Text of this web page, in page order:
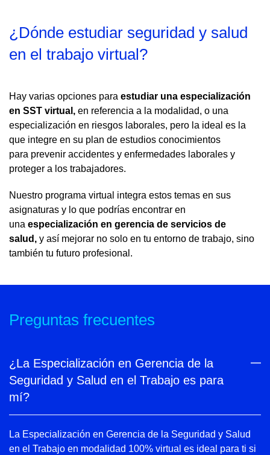
¿Dónde estudiar seguridad y salud
en el trabajo virtual?
Hay varias opciones para estudiar una especialización
en SST virtual, en referencia a la modalidad, o una
especialización en riesgos laborales, pero la ideal es la
que integre en su plan de estudios conocimientos
para prevenir accidentes y enfermedades laborales y
proteger a los trabajadores.
Nuestro programa virtual integra estos temas en sus
asignaturas y lo que podrías encontrar en
una especialización en gerencia de servicios de
salud, y así mejorar no solo en tu entorno de trabajo, sino
también tu futuro profesional.
Preguntas frecuentes
¿La Especialización en Gerencia de la
Seguridad y Salud en el Trabajo es para
mí?
La Especialización en Gerencia de la Seguridad y Salud
en el Trabajo en modalidad 100% virtual es ideal para ti si